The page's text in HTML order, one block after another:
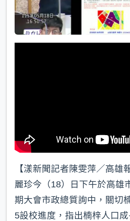
【漾新聞記者陳雯萍／高雄
麗珍今（18）日下午於高雄
期大會市政總質詢中，關切
5設校進度，指出楠梓人口